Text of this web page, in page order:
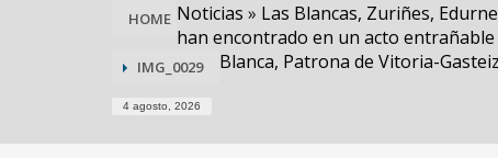
HOME Noticias » Las Blancas, Zuriñes,
han encontrado en un acto
Blanca, Patrona de Vitoria-Gasteiz
IMG_0029
4 agosto, 2026